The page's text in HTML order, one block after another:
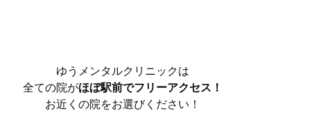
ゆうメンタルクリニックは
全ての院がほぼ駅前でフリーアクセス！
お近くの院をお選びください！